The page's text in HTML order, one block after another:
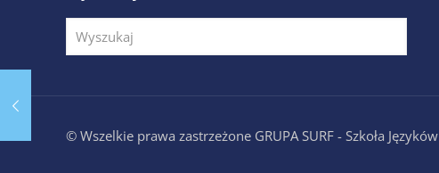
© Wszelkie prawa zastrzeżone GRUPA SURF - Szkoła